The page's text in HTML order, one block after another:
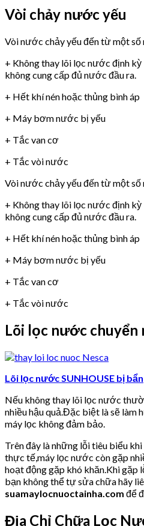
Vòi chảy nước yếu
Vòi nước chảy yếu đến từ một số
+ Không thay lõi lọc nước định
không cung cấp đủ nước đầu ra.
+ Hết khí nén hoặc thủng bình áp
+ Máy bơm nước bị yếu
+ Tắc van cơ
+ Tắc vòi nước
Vòi nước chảy yếu đến từ một số
+ Không thay lõi lọc nước định
không cung cấp đủ nước đầu ra.
+ Hết khí nén hoặc thủng bình áp
+ Máy bơm nước bị yếu
+ Tắc van cơ
+ Tắc vòi nước
Lõi lọc nước chuyển
Lõi lọc nước SUNHOUSE bị bẩn
Nếu không thay lõi lọc nước
nhiều hậu quả.Đặc biệt là sẽ
máy lọc không đảm bảo.
Trên đây là những lỗi tiêu biểu
thực tế,máy lọc nước còn gặp
hoạt động gặp khó khăn.Khi gặp
bạn không thể tự sửa chữa hãy
suamaylocnuoctainha.com để
Địa Chỉ Chữa Lọc